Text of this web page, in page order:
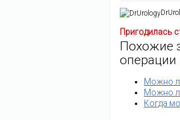
Пригодилась
Похожие
операции
Можно
Можно
Когда